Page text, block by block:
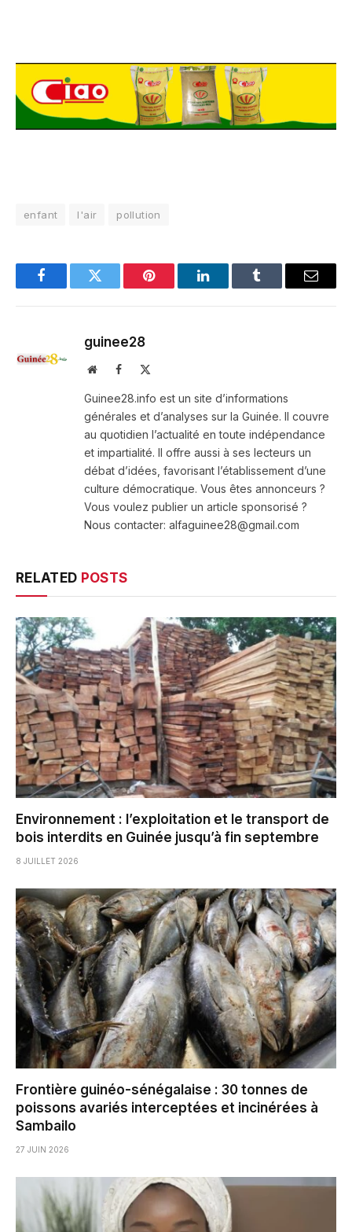
enfant l'air pollution
FacebookTwitter Pinterest LinkedInTumblr Email
guinee28
WebsiteFacebook
Guinee28.info est un site d’informations
générales et d’analyses sur la Guinée. Il couvre
au quotidien l’actualité en toute indépendance
et impartialité. Il offre aussi à ses lecteurs un
débat d’idées, favorisant l’établissement d’une
culture démocratique. Vous êtes annonceurs ?
Vous voulez publier un article sponsorisé ?
Nous contacter: alfaguinee28@gmail.com
RELATED POSTS
Environnement : l’exploitation et le transport de
bois interdits en Guinée jusqu’à fin septembre
8 JUILLET 2026
Frontière guinéo-sénégalaise : 30 tonnes de
poissons avariés interceptées et incinérées à
Sambailo
27 JUIN 2026